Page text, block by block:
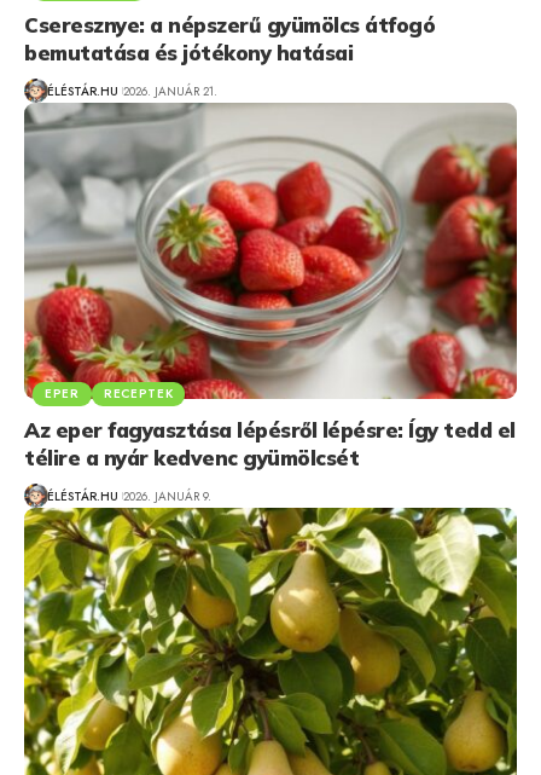
Cseresznye: a népszerű gyümölcs átfogó
bemutatása és jótékony hatásai
ÉLÉSTÁR.HU 2026. JANUÁR 21.
EPER RECEPTEK
Az eper fagyasztása lépésről lépésre: Így tedd el
télire a nyár kedvenc gyümölcsét
ÉLÉSTÁR.HU 2026. JANUÁR 9.